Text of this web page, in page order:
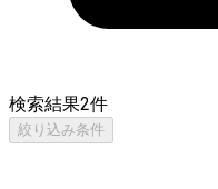
検索結果2件
絞り込み条件